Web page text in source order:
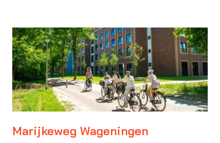
Marijkeweg Wageningen